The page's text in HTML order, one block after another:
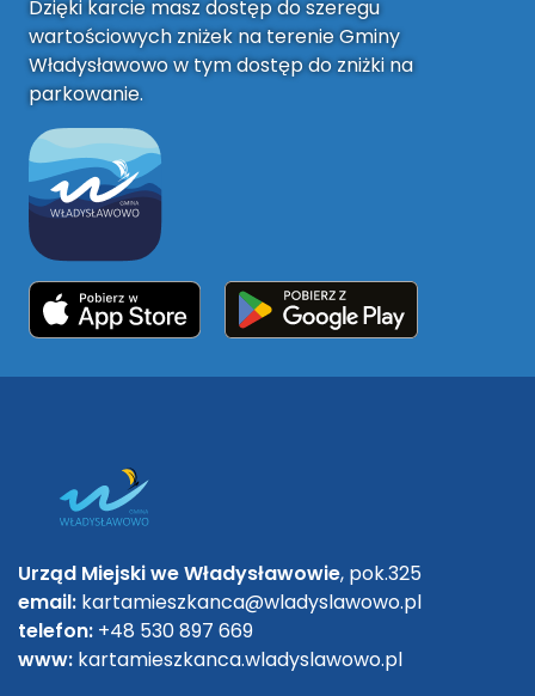
Dzięki karcie masz dostęp do szeregu
wartościowych zniżek na terenie Gminy
Władysławowo w tym dostęp do zniżki na
parkowanie.
Urząd Miejski we Władysławowie, pok.325
email: kartamieszkanca@wladyslawowo.pl
telefon: +48 530 897 669
www: kartamieszkanca.wladyslawowo.pl